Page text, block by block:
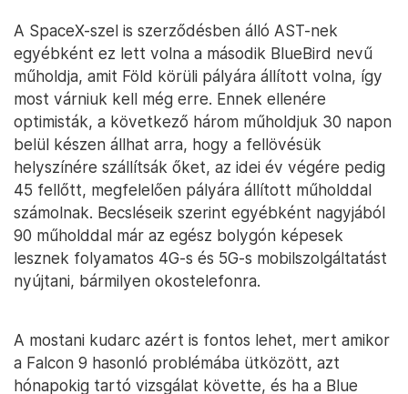
A SpaceX-szel is szerződésben álló AST-nek
egyébként ez lett volna a második BlueBird nevű
műholdja, amit Föld körüli pályára állított volna, így
most várniuk kell még erre. Ennek ellenére
optimisták, a következő három műholdjuk 30 napon
belül készen állhat arra, hogy a fellövésük
helyszínére szállítsák őket, az idei év végére pedig
45 fellőtt, megfelelően pályára állított műholddal
számolnak. Becsléseik szerint egyébként nagyjából
90 műholddal már az egész bolygón képesek
lesznek folyamatos 4G-s és 5G-s mobilszolgáltatást
nyújtani, bármilyen okostelefonra.
A mostani kudarc azért is fontos lehet, mert amikor
a Falcon 9 hasonló problémába ütközött, azt
hónapokig tartó vizsgálat követte, és ha a Blue